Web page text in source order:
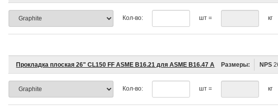
Кол-во: шт = кг
Прокладка плоская 26" CL150 FF ASME B16.21 для ASME B16.47 A Размеры: NPS
Кол-во: шт = кг